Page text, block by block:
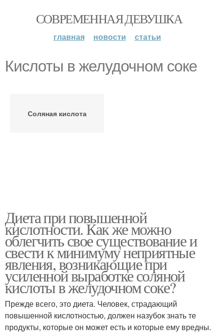
СОВРЕМЕННАЯ ДЕВУШКА
главная новости статьи
Кислоты в желудочном соке
Соляная кислота
Диета при повышенной
кислотности. Как же можно
облегчить свое существование и
свести к минимуму неприятные
явления, возникающие при
усиленной выработке соляной
кислоты в желудочном соке?
Прежде всего, это диета. Человек, страдающий
повышенной кислотностью, должен назубок знать те
продукты, которые он может есть и которые ему вредны.